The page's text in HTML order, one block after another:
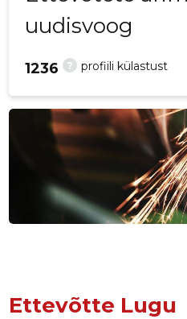
uudisvoog
? profiili külastust
1236
Ettevõtte Lugu